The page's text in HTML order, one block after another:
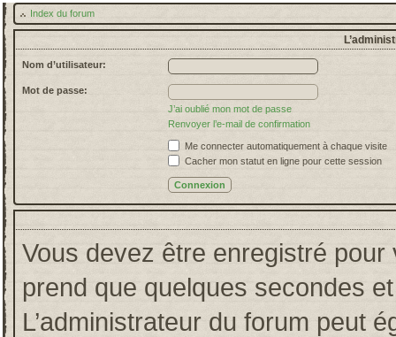
Index du forum
Nom d’utilisateur:
Mot de passe:
J’ai oublié mon mot de passe
Renvoyer l’e-mail de confirmation
Me connecter automatiquement à chaque visite
Cacher mon statut en ligne pour cette session
Vous devez être enregistré pour
prend que quelques secondes
L’administrateur du forum peut